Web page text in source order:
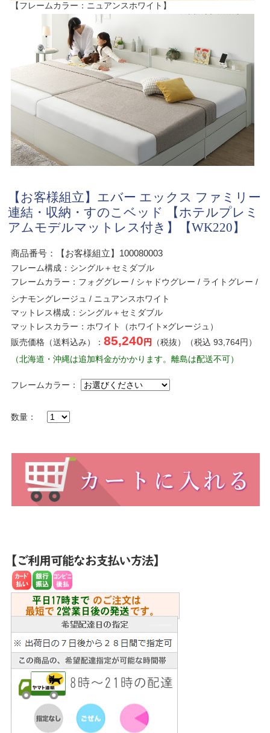
【フレームカラー：ニュアンスホワイト】
【お客様組立】エバー エックス ファミリー
連結・収納・すのこベッド 【ホテルプレミ
アムモデルマットレス付き】【WK220】
商品番号：【お客様組立】100080003
フレーム構成：シングル＋セミダブル
フレームカラー：フォググレー / シャドウグレー / ライトグレー /
シナモングレージュ / ニュアンスホワイト
マットレス構成：シングル＋セミダブル
マットレスカラー：ホワイト（ホワイト×グレージュ）
販売価格（送料込み）：85,240 円
（税抜）（税込 93,764円）
（北海道・沖縄は追加料金がかかります。離島は配送不可）
フレームカラー：
数量：